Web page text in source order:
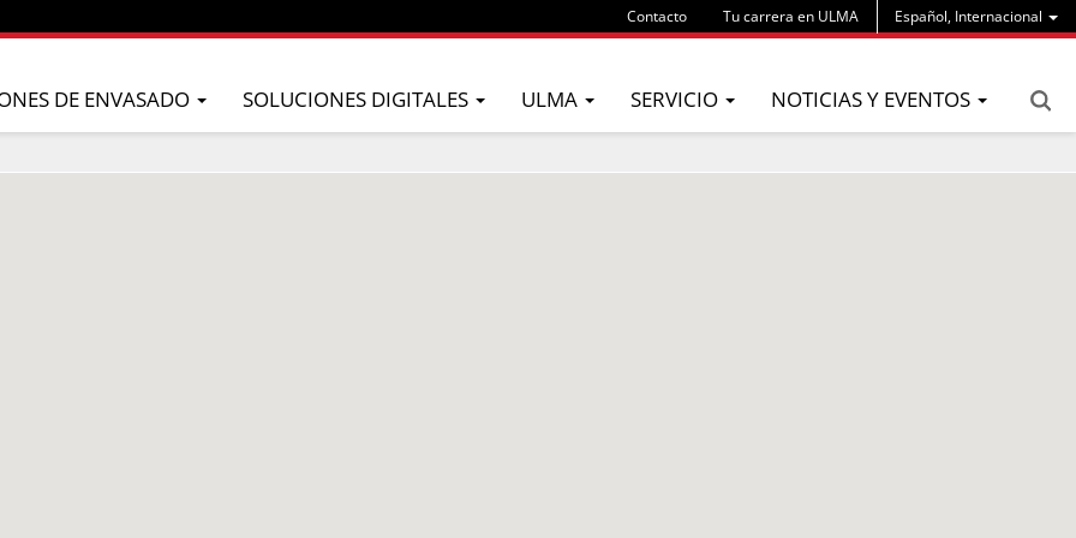
Español, Internacional
Contacto Tu carrera en ULMA
DE ENVASADO SOLUCIONES DIGITALES ULMA SERVICIO NOTICIAS Y EVENTOS